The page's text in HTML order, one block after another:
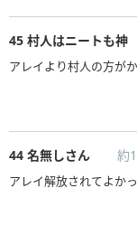
45 村人はニートも神
アレイより村人の方が
44 名無しさん 約
アレイ解放されてよか